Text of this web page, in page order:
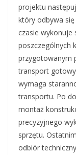
projektu
który odbywa się
czasie wykonuje
poszczególnych
przygotowanym
transport
wymaga
transportu. Po
montaż
precyzyjnego
sprzętu.
odbiór